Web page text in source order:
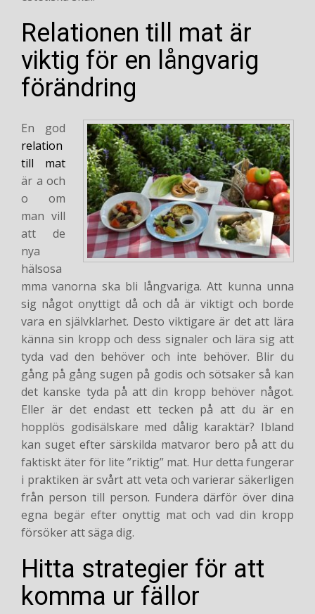
Relationen till mat är
viktig för en långvarig
förändring
En god
relation
till mat
är a och
o om
man vill
att de
nya
hälsosa
mma vanorna ska bli långvariga. Att kunna unna
sig något onyttigt då och då är viktigt och borde
vara en självklarhet. Desto viktigare är det att lära
känna sin kropp och dess signaler och lära sig att
tyda vad den behöver och inte behöver. Blir du
gång på gång sugen på godis och sötsaker så kan
det kanske tyda på att din kropp behöver något.
Eller är det endast ett tecken på att du är en
hopplös godisälskare med dålig karaktär? Ibland
kan suget efter särskilda matvaror bero på att du
faktiskt äter för lite ”riktig” mat. Hur detta fungerar
i praktiken är svårt att veta och varierar säkerligen
från person till person. Fundera därför över dina
egna begär efter onyttig mat och vad din kropp
försöker att säga dig.
Hitta strategier för att
komma ur fällor